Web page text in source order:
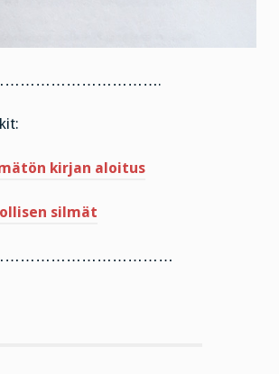
kirjan aloitus
silmät